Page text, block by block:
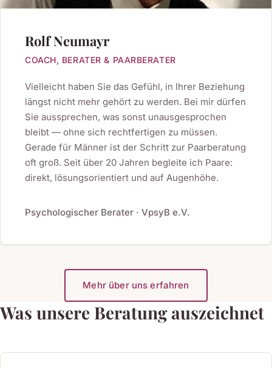
Rolf Neumayr
COACH, BERATER & PAARBERATER
Vielleicht haben Sie das Gefühl, in Ihrer Beziehung
längst nicht mehr gehört zu werden. Bei mir dürfen
Sie aussprechen, was sonst unausgesprochen
bleibt — ohne sich rechtfertigen zu müssen.
Gerade für Männer ist der Schritt zur Paarberatung
oft groß. Seit über 20 Jahren begleite ich Paare:
direkt, lösungsorientiert und auf Augenhöhe.
Psychologischer Berater · VpsyB e.V.
Mehr über uns erfahren
Was unsere Beratung auszeichnet